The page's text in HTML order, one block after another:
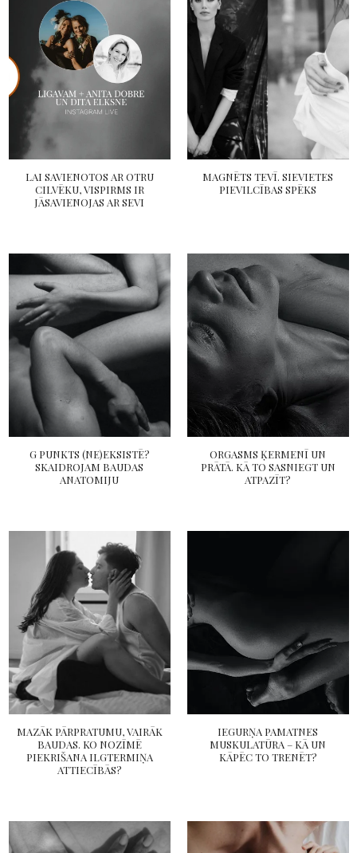
LAI SAVIENOTOS AR OTRU
CILVĒKU, VISPIRMS IR
JĀSAVIENOJAS AR SEVI
MAGNĒTS TEVĪ. SIEVIETES
PIEVILCĪBAS SPĒKS
G PUNKTS (NE)EKSISTĒ?
SKAIDROJAM BAUDAS
ANATOMIJU
ORGASMS ĶERMENĪ UN
PRĀTĀ. KĀ TO SASNIEGT UN
ATPAZĪT?
MAZĀK PĀRPRATUMU, VAIRĀK
BAUDAS. KO NOZĪMĒ
PIEKRIŠANA ILGTERMIŅA
ATTIECĪBĀS?
IEGURŅA PAMATNES
MUSKULATŪRA – KĀ UN
KĀPĒC TO TRENĒT?